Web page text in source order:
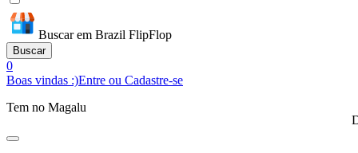
Buscar em Brazil FlipFlop
Buscar
0
Boas vindas :)Entre ou Cadastre-se
Tem no Magalu